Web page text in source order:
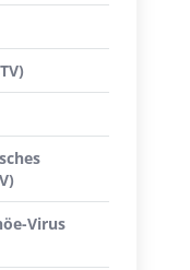
Virus